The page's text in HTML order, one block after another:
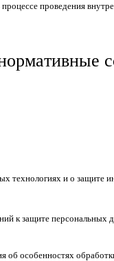
проведения
технологиях и о защите
к защите персональных
особенностях